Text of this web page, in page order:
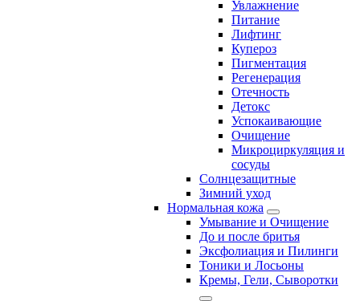
Увлажнение
Питание
Лифтинг
Купероз
Пигментация
Регенерация
Отечность
Детокс
Успокаивающие
Очищение
Микроциркуляция и
сосуды
Солнцезащитные
Зимний уход
Нормальная кожа
Умывание и Очищение
До и после бритья
Эксфолиация и Пилинги
Тоники и Лосьоны
Кремы, Гели, Сыворотки